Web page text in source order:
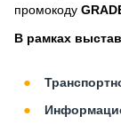
промокоду
В рамках